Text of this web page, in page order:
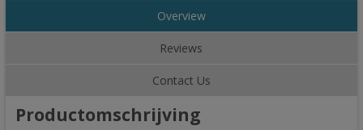
Overview
Reviews
Contact Us
Productomschrijving